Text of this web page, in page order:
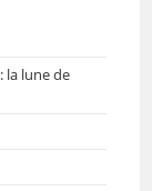
la lune de